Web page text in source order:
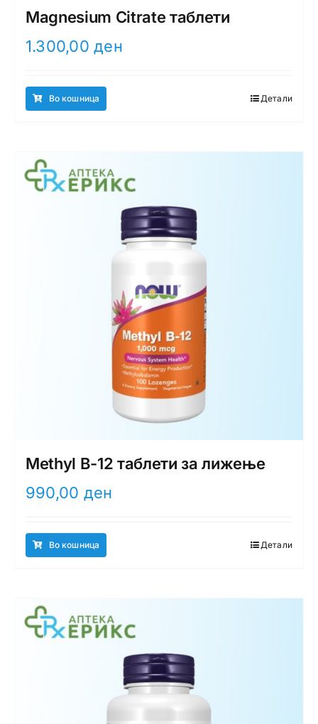
Magnesium Citrate таблети
1.300,00ден
Во кошница Детали
Methyl B-12 таблети за лижење
990,00 ден
Во кошница Детали